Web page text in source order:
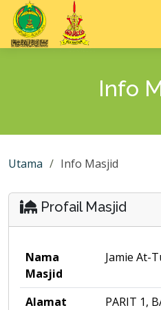
Info
Utama Info Masjid
Profail Masjid
Nama
Masjid
Jamie At-
Alamat
PARIT 1,